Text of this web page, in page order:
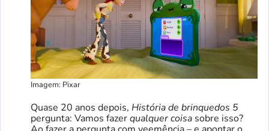
Imagem: Pixar
Quase 20 anos depois, História de brinquedos 5
pergunta: Vamos fazerqualquer coisa sobre isso?